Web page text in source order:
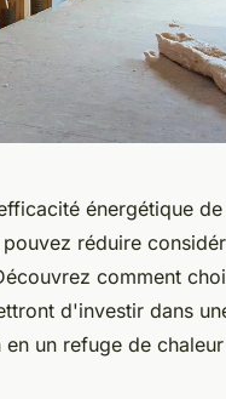
énergétique
réduire
comment
d'investir dans
un refuge de